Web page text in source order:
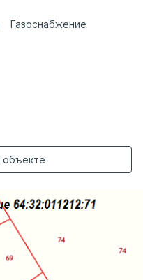
Газоснабжение